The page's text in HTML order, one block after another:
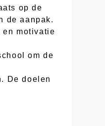
op de
de aanpak.
en motivatie
om de
De doelen